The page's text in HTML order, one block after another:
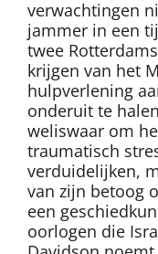
verwachtingen
jammer in een
twee
krijgen van het
hulpverlening
onderuit te
weliswaar om
traumatisch
verduidelijken,
van zijn betoog
een
oorlogen die